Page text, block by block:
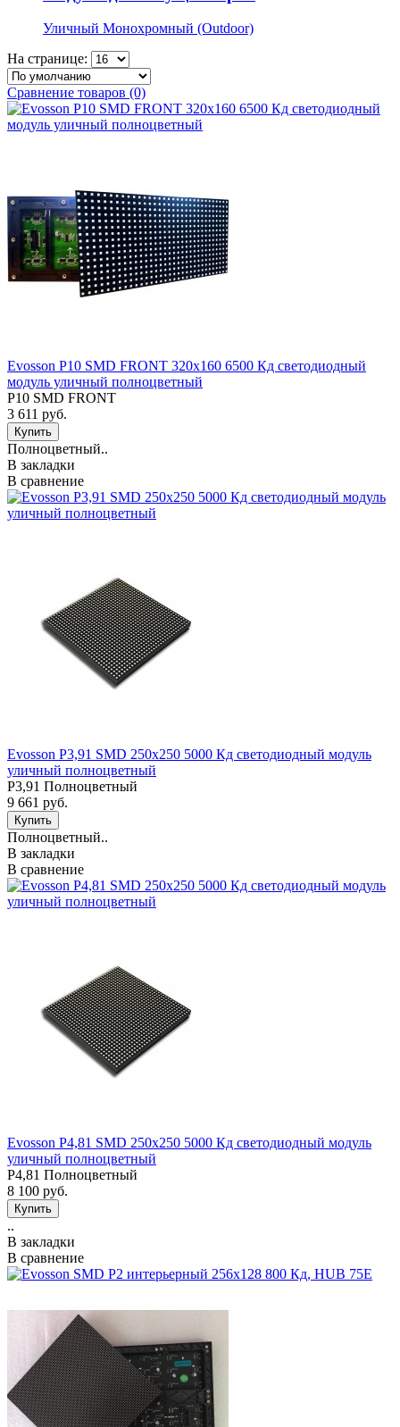
Уличный Монохромный (Outdoor)
На странице:
Сравнение товаров (0)
Evosson P10 SMD FRONT 320х160 6500 Кд светодиодный
модуль уличный полноцветный
P10 SMD FRONT
3 611 руб.
Полноцветный..
В закладки
В сравнение
Evosson P3,91 SMD 250х250 5000 Кд светодиодный модуль
уличный полноцветный
P3,91 Полноцветный
9 661 руб.
Полноцветный..
В закладки
В сравнение
Evosson P4,81 SMD 250х250 5000 Кд светодиодный модуль
уличный полноцветный
P4,81 Полноцветный
8 100 руб.
..
В закладки
В сравнение